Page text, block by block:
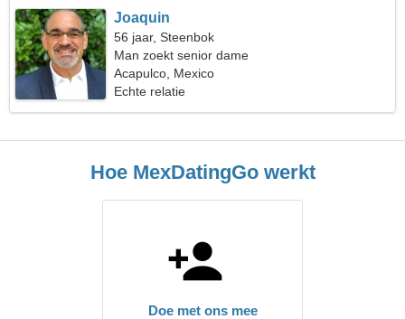
Joaquin
56 jaar, Steenbok
Man zoekt senior dame
Acapulco, Mexico
Echte relatie
Hoe MexDatingGo werkt
Doe met ons mee